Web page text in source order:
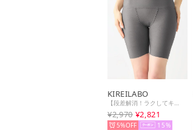
KIREILABO
【段差解消！ラクしてキュット】ロングガードル【返品不可商品】 （チャコールグレー）
¥2,970 ¥2,821
5% 15